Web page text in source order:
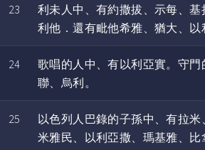
23
利未人中、有約撒拔、示每、
利他．還有毗他希雅、猶大、以
24
歌唱的人中、有以利亞實。守
聯、烏利。
25
以色列人巴錄的子孫中、有拉米
米雅民、以利亞撒、瑪基雅、比